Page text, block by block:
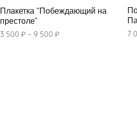
Плакетка “Побеждающий на
престоле”
3 500₽ – 9 500₽ 7